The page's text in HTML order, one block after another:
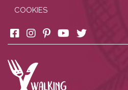
COOKIES